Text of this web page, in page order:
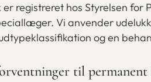
registreret hos Styrelsen
Vi anvender
og en
til